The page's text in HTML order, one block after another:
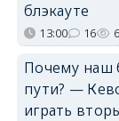
блэкауте
13:00 16
Почему наш
пути? —
играть